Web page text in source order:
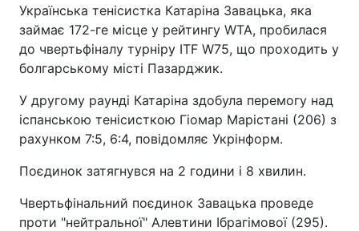
Українська тенісистка Катаріна Завацька, яка
займає 172-ге місце у рейтингу WTA, пробилася
до чвертьфіналу турніру ITF W75, що проходить у
болгарському місті Пазарджик.
У другому раунді Катаріна здобула перемогу над
іспанською тенісисткою Гіомар Марістані (206) з
рахунком 7:5, 6:4, повідомляє Укрінформ.
Поєдинок затягнувся на 2 години і 8 хвилин.
Чвертьфінальний поєдинок Завацька проведе
проти "нейтральної" Алевтини Ібрагімової (295).